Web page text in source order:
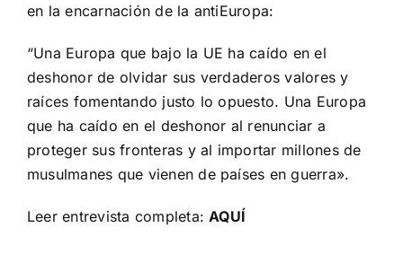
en la encarnación de la antiEuropa:
“Una Europa que bajo la UE ha caído en el
deshonor de olvidar sus verdaderos valores y
raíces fomentando justo lo opuesto. Una Europa
que ha caído en el deshonor al renunciar a
proteger sus fronteras y al importar millones de
musulmanes que vienen de países en guerra».
Leer entrevista completa:AQUÍ